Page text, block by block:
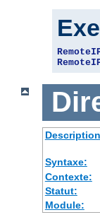
Syntaxe:
Contexte:
Statut:
Module: